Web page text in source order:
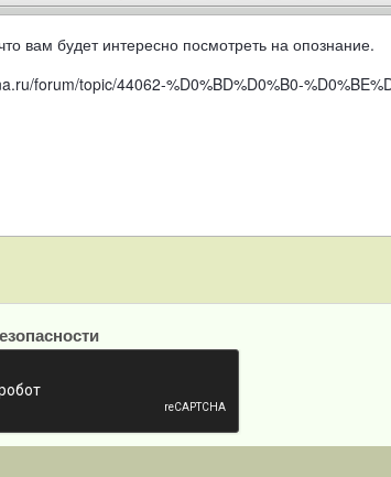
вам будет интересно посмотреть на опознание.
forum/topic/44062-%D0%BD%D0%B0-